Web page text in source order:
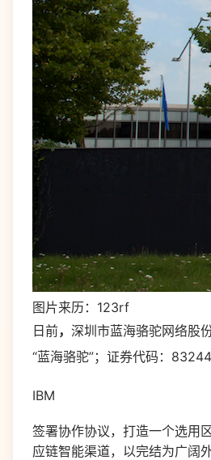
图片来历：123rf
日前， 深圳市蓝海骆驼网络股
“蓝海骆驼”；证券代码：
IBM
签署协作协议，打造一个选用
应链智能渠道，以完结为广阔